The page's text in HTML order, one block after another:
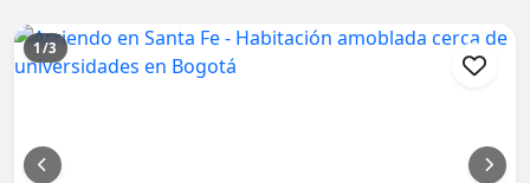
1/3